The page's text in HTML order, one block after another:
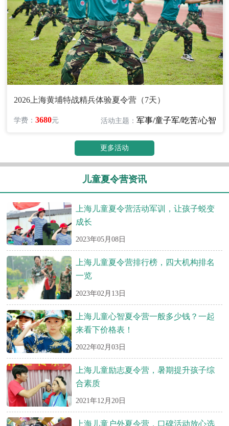
2026上海黄埔特战精兵体验夏令营（7天）
学费：3680元 活动主题： 军事/童子军/吃苦/心智
更多活动
儿童夏令营资讯
上海儿童夏令营活动军训，让孩子蜕变
成长
2023年05月08日
上海儿童夏令营排行榜，四大机构排名
一览
2023年02月13日
上海儿童心智夏令营一般多少钱？一起
来看下价格表！
2022年02月03日
上海儿童励志夏令营，暑期提升孩子综
合素质
2021年12月20日
上海儿童户外夏令营，口碑活动放心选